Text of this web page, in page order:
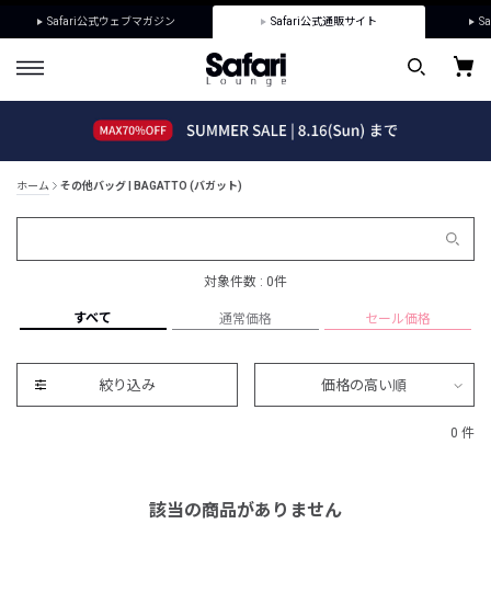
Safari公式ウェブマガジン Safari公式通販サイト
ホーム その他バッグ | BAGATTO (バガット)
対象件数 : 0件
すべて 通常価格 セール価格
絞り込み 価格の高い順
0 件
該当の商品がありません